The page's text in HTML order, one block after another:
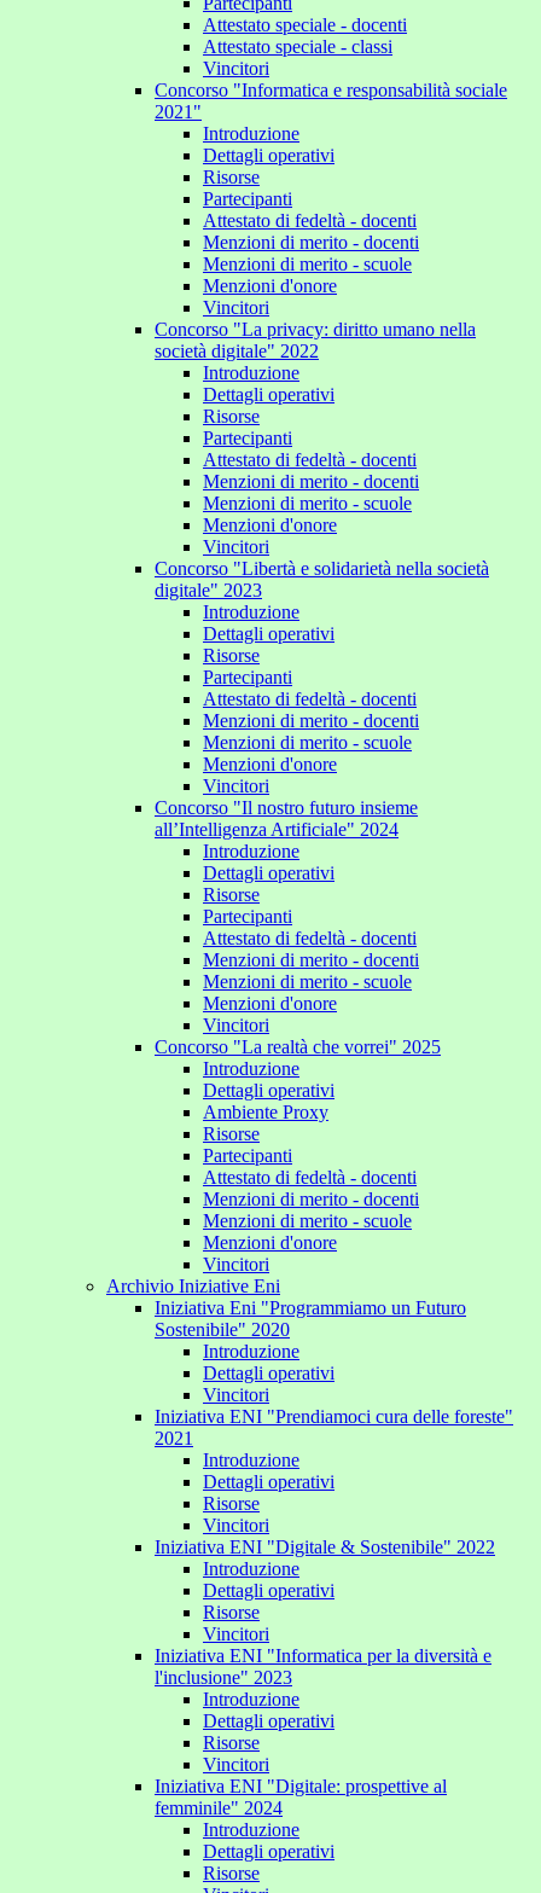
Attestato speciale - docenti
Attestato speciale - classi
Vincitori
Concorso "Informatica e responsabilità sociale
2021"
Introduzione
Dettagli operativi
Risorse
Partecipanti
Attestato di fedeltà - docenti
Menzioni di merito - docenti
Menzioni di merito - scuole
Menzioni d'onore
Vincitori
Concorso "La privacy: diritto umano nella
società digitale" 2022
Introduzione
Dettagli operativi
Risorse
Partecipanti
Attestato di fedeltà - docenti
Menzioni di merito - docenti
Menzioni di merito - scuole
Menzioni d'onore
Vincitori
Concorso "Libertà e solidarietà nella società
digitale" 2023
Introduzione
Dettagli operativi
Risorse
Partecipanti
Attestato di fedeltà - docenti
Menzioni di merito - docenti
Menzioni di merito - scuole
Menzioni d'onore
Vincitori
Concorso "Il nostro futuro insieme
all’Intelligenza Artificiale" 2024
Introduzione
Dettagli operativi
Risorse
Partecipanti
Attestato di fedeltà - docenti
Menzioni di merito - docenti
Menzioni di merito - scuole
Menzioni d'onore
Vincitori
Concorso "La realtà che vorrei" 2025
Introduzione
Dettagli operativi
Ambiente Proxy
Risorse
Partecipanti
Attestato di fedeltà - docenti
Menzioni di merito - docenti
Menzioni di merito - scuole
Menzioni d'onore
Vincitori
Archivio Iniziative Eni
Iniziativa Eni "Programmiamo un Futuro
Sostenibile" 2020
Introduzione
Dettagli operativi
Vincitori
Iniziativa ENI "Prendiamoci cura delle foreste"
2021
Introduzione
Dettagli operativi
Risorse
Vincitori
Iniziativa ENI "Digitale & Sostenibile" 2022
Introduzione
Dettagli operativi
Risorse
Vincitori
Iniziativa ENI "Informatica per la diversità e
l'inclusione" 2023
Introduzione
Dettagli operativi
Risorse
Vincitori
Iniziativa ENI "Digitale: prospettive al
femminile" 2024
Introduzione
Dettagli operativi
Risorse